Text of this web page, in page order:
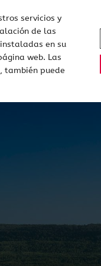
servicios y
de las
en su
web. Las
también puede
Empresas Eventos